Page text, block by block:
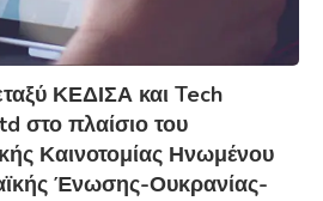
ΚΕΔΙΣΑ και Tech
στο πλαίσιο του
Καινοτομίας Ηνωμένου
Ένωσης-Ουκρανίας-